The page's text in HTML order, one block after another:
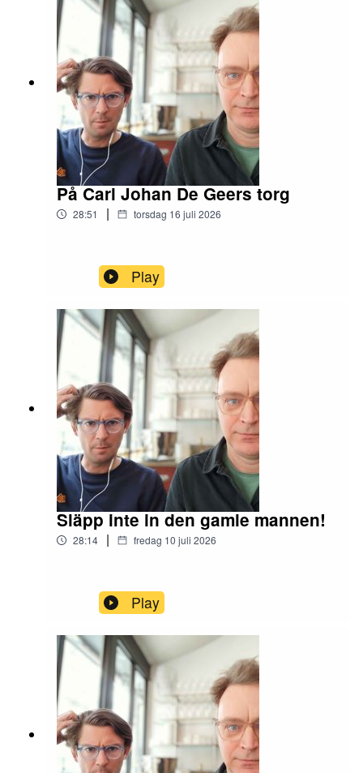
På Carl Johan De Geers torg
28:51 | torsdag 16 juli 2026
Play
Släpp inte in den gamle mannen!
28:14 | fredag 10 juli 2026
Play